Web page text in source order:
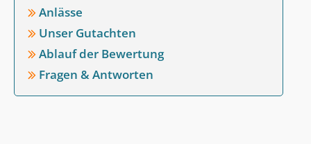
Anlässe
Unser Gutachten
Ablauf der Bewertung
Fragen & Antworten